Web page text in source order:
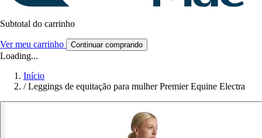
Subtotal do carrinho
Ver meu carrinho Continuar comprando
Loading...
Início
/ Leggings de equitação para mulher Premier Equine Electra